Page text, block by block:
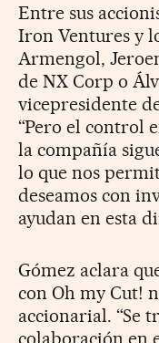
Entre sus
Iron Ventures y
Armengol,
de NX Corp o
vicepresidente
“Pero el control
la compañía
lo que nos
deseamos con
ayudan en esta
Gómez aclara
con Oh my Cut!
accionarial. “Se
colaboración en